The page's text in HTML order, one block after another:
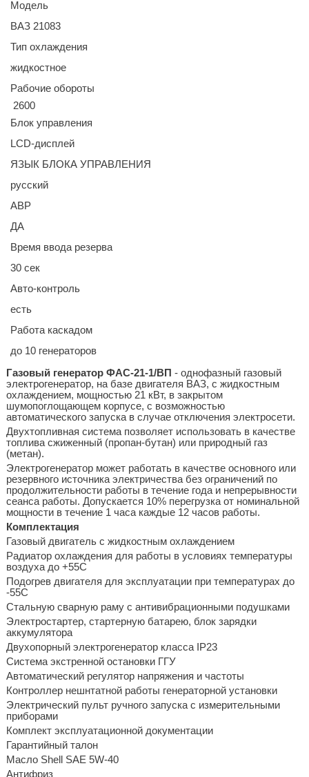
Модель
ВАЗ 21083
Тип охлаждения
жидкостное
Рабочие обороты
2600
Блок управления
LCD-дисплей
ЯЗЫК БЛОКА УПРАВЛЕНИЯ
русский
АВР
ДА
Время ввода резерва
30 сек
Авто-контроль
есть
Работа каскадом
до 10 генераторов
Газовый генератор ФАС-21-1/ВП - однофазный газовый
электрогенератор, на базе двигателя ВАЗ, с жидкостным
охлаждением, мощностью 21 кВт, в закрытом
шумопоглощающем корпусе, с возможностью
автоматического запуска в случае отключения электросети.
Двухтопливная система позволяет использовать в качестве
топлива сжиженный (пропан-бутан) или природный газ
(метан).
Электрогенератор может работать в качестве основного или
резервного источника электричества без ограничений по
продолжительности работы в течение года и непрерывности
сеанса работы. Допускается 10% перегрузка от номинальной
мощности в течение 1 часа каждые 12 часов работы.
Комплектация
Газовый двигатель с жидкостным охлаждением
Радиатор охлаждения для работы в условиях температуры
воздуха до +55С
Подогрев двигателя для эксплуатации при температурах до
-55С
Стальную сварную раму с антивибрационными подушками
Электростартер, стартерную батарею, блок зарядки
аккумулятора
Двухопорный электрогенератор класса IP23
Система экстренной остановки ГГУ
Автоматический регулятор напряжения и частоты
Контроллер нешнтатной работы генераторной установки
Электрический пульт ручного запуска с измерительными
приборами
Комплект эксплуатационной документации
Гарантийный талон
Масло Shell SAE 5W-40
Антифриз